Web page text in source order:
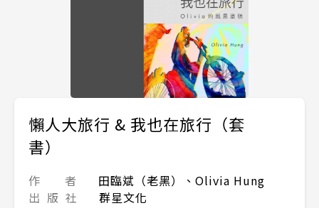
懶人大旅行 & 我也在旅行（套
書）
作 者
田臨斌（老黑）、Olivia Hung
出 版 社
群星文化